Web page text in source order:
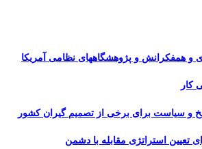
و همفکرانش و پژوهشگاههای نظامی آمریکا
کار
و سیاست برای برخی از تصمیم گیران کشور
تعیین استراتژی مقابله با دشمن